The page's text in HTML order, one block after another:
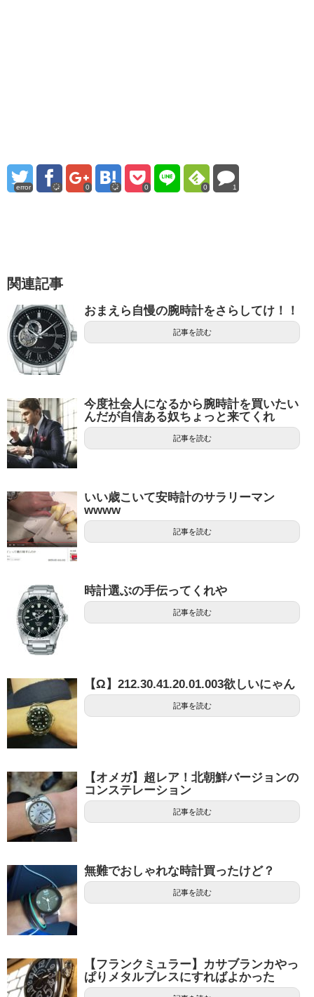
error 0 0 0 1
関連記事
おまえら自慢の腕時計をさらしてけ！！
記事を読む
今度社会人になるから腕時計を買いたい
んだが自信ある奴ちょっと来てくれ
記事を読む
いい歳こいて安時計のサラリーマン
wwww
記事を読む
時計選ぶの手伝ってくれや
記事を読む
【Ω】212.30.41.20.01.003欲しいにゃん
記事を読む
【オメガ】超レア！北朝鮮バージョンの
コンステレーション
記事を読む
無難でおしゃれな時計買ったけど？
記事を読む
【フランクミュラー】カサブランカやっ
ぱりメタルブレスにすればよかった